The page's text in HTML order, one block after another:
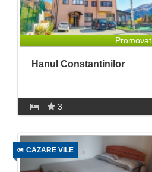
Promovat
Hanul Constantinilor
3
CAZARE VILE